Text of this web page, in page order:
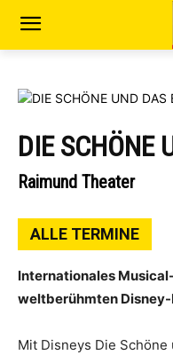
DIE SCHÖNE
Raimund Theater
ALLE TERMINE
Internationales
weltberühmten Disney-
Mit Disneys Die